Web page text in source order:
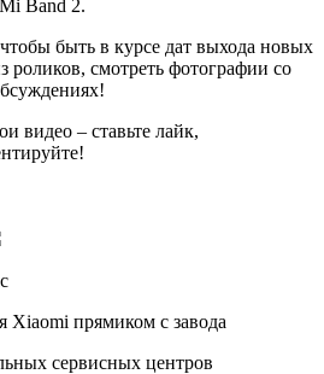
Band 2.
быть в курсе дат выхода новых
роликов, смотреть фотографии со
видео – ставьте лайк,
Xiaomi прямиком с завода
сервисных центров